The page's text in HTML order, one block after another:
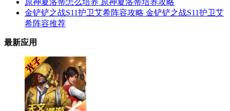
原神夏洛蒂怎么培养 原神夏洛蒂培养攻略
金铲铲之战S11护卫艾希阵容攻略 金铲铲之战S11护卫艾
希阵容推荐
最新应用